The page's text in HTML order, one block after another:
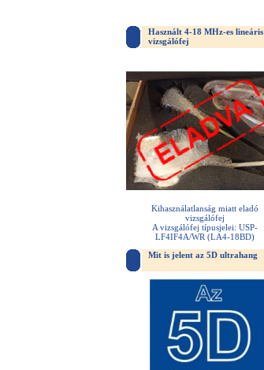
Használt 4-18 MHz-es lineáris
vizsgálófej
Kihasználatlanság miatt eladó
vizsgálófej
A vizsgálófej típusjelei: USP-
LF4IF4A/WR (LA4-18BD)
Mit is jelent az 5D ultrahang